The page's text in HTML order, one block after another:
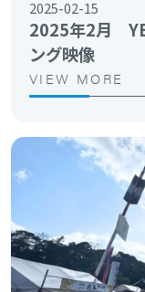
2025-02-15
2025年2月
ング映像
VIEW MORE